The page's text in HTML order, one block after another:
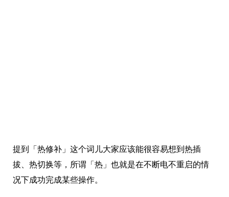
提到「热修补」这个词儿大家应该能很容易想到热插
拔、热切换等，所谓「热」也就是在不断电不重启的情
况下成功完成某些操作。